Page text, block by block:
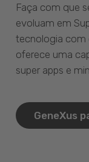
Faça com que
evoluam em
tecnologia com
oferece uma
super apps e
GeneXus